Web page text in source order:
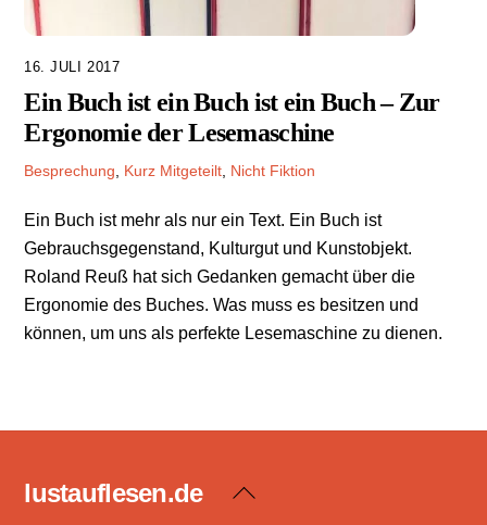
16. JULI 2017
Ein Buch ist ein Buch ist ein Buch – Zur
Ergonomie der Lesemaschine
Besprechung Kurz Mitgeteilt Nicht Fiktion
Ein Buch ist mehr als nur ein Text. Ein Buch ist
Gebrauchsgegenstand, Kulturgut und Kunstobjekt.
Roland Reuß hat sich Gedanken gemacht über die
Ergonomie des Buches. Was muss es besitzen und
können, um uns als perfekte Lesemaschine zu dienen.
Back
lustauflesen.de